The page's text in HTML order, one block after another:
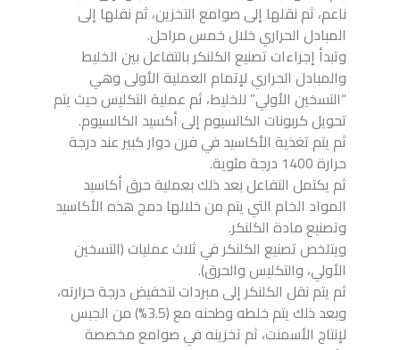
ناعم، ثم نقلها إلى صوامع التخزين، ثم نقلها إلى
المبادل الحراري خلال خمس مراحل.
وتبدأ إجراءات تصنيع الكلنكر بالتفاعل بين الخليط
والمبادل الحراري لإتمام العملية الأولى وهي
“التسخين الأولي” للخليط، ثم عملية التكليس حيث يتم
تحويل كربونات الكالسيوم إلى أكسيد الكالسيوم.
ثم يتم تغذية الأكاسيد في فرن دوار كبير عند درجة
حرارة 1400 درجة مئوية.
ثم يكتمل التفاعل بعد ذلك بعملية حرق أكاسيد
المواد الخام التي يتم من خلالها دمج هذه الأكاسيد
وتصنيع مادة الكلنكر.
ويتلخص تصنيع الكلنكر في ثلاث عمليات (التسخين
الأولي، والتكليس والحرق).
ثم يتم نقل الكلنكر إلى مبردات لتخفيض درجة حرارته،
وبعد ذلك يتم خلطه وطحنه مع (3.5%) من الجبس
لإنتاج الأسمنت، ثم تخزينه في صوامع مخصصة